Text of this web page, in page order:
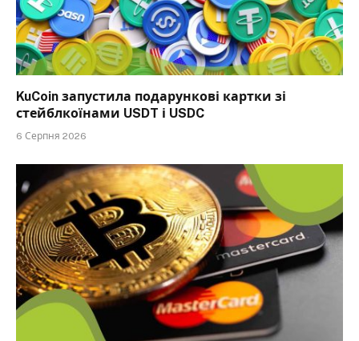
KuCoin запустила подарункові картки зі
стейблкоїнами USDT і USDC
6 Серпня 2026